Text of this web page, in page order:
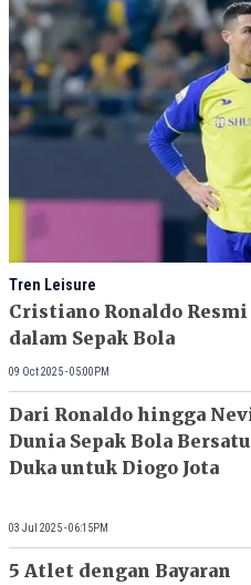
Tren Leisure
Cristiano Ronaldo
dalam Sepak Bola
09 Oct 2025 - 05:00PM
Dari Ronaldo hingga
Dunia Sepak Bola
Duka untuk Diogo Jota
03 Jul 2025 - 06:15PM
5 Atlet dengan Bayaran